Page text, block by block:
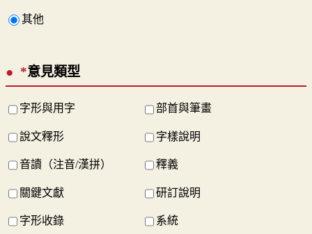
其他
*意見類型
字形與用字 部首與筆畫
說文釋形 字樣說明
音讀（注音/漢拼） 釋義
關鍵文獻 研訂說明
字形收錄 系統